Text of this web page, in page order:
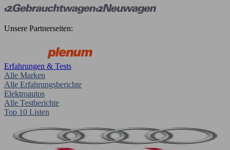
Unsere Partnerseiten:
Erfahrungen & Tests
Alle Marken
Alle Erfahrungsberichte
Elektroautos
Alle Testberichte
Top 10 Listen